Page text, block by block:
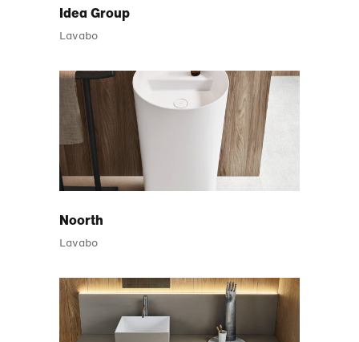
Idea Group
Lavabo
Noorth
Lavabo